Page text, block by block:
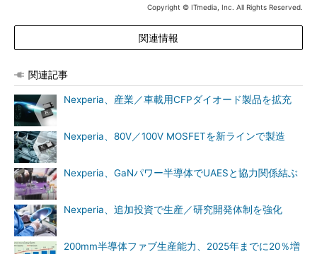
Copyright © ITmedia, Inc. All Rights Reserved.
関連情報
関連記事
Nexperia、産業／車載用CFPダイオード製品を拡充
Nexperia、80V／100V MOSFETを新ラインで製造
Nexperia、GaNパワー半導体でUAESと協力関係結ぶ
Nexperia、追加投資で生産／研究開発体制を強化
200mm半導体ファブ生産能力、2025年までに20％増